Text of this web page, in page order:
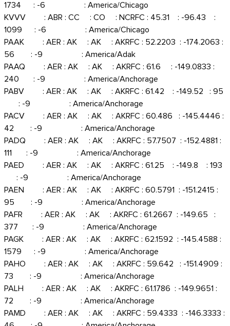
1734 : -6 : America/Chicago
KVVV : ABR : CC : CO : NCRFC : 45.31 : -96.43 :
1099 : -6 : America/Chicago
PAAK : AER : AK : AK : AKRFC : 52.2203 : -174.2063 :
56 : -9 : America/Adak
PAAQ : AER : AK : AK : AKRFC : 61.6 : -149.0833 :
240 : -9 : America/Anchorage
PABV : AER : AK : AK : AKRFC : 61.42 : -149.52 : 95
: -9 : America/Anchorage
PACV : AER : AK : AK : AKRFC : 60.486 : -145.4446 :
42 : -9 : America/Anchorage
PADQ : AER : AK : AK : AKRFC : 57.7507 : -152.4881 :
111 : -9 : America/Anchorage
PAED : AER : AK : AK : AKRFC : 61.25 : -149.8 : 193
: -9 : America/Anchorage
PAEN : AER : AK : AK : AKRFC : 60.5791 : -151.2415 :
95 : -9 : America/Anchorage
PAFR : AER : AK : AK : AKRFC : 61.2667 : -149.65 :
377 : -9 : America/Anchorage
PAGK : AER : AK : AK : AKRFC : 62.1592 : -145.4588 :
1579 : -9 : America/Anchorage
PAHO : AER : AK : AK : AKRFC : 59.642 : -151.4909 :
73 : -9 : America/Anchorage
PALH : AER : AK : AK : AKRFC : 61.1786 : -149.9651 :
72 : -9 : America/Anchorage
PAMD : AER : AK : AK : AKRFC : 59.4333 : -146.3333 :